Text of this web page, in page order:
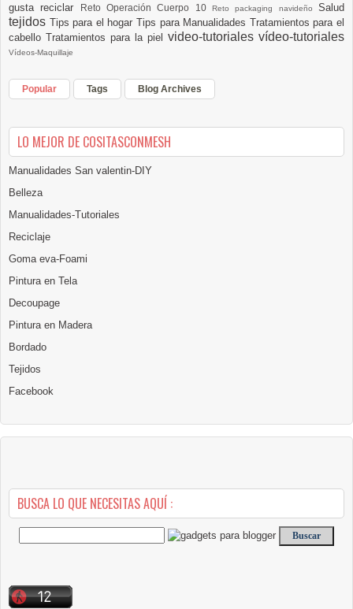
gusta reciclar
Reto Operación Cuerpo 10Reto packaging navideñoSalud
tejidos Tips para el hogarTips para Manualidades Tratamientos para el
cabello Tratamientos para la piel video-tutoriales vídeo-tutoriales
Vídeos-Maquillaje
Popular Tags Blog Archives
LO MEJOR DE COSITASCONMESH
Manualidades San valentin-DIY
Belleza
Manualidades-Tutoriales
Reciclaje
Goma eva-Foami
Pintura en Tela
Decoupage
Pintura en Madera
Bordado
Tejidos
Facebook
BUSCA LO QUE NECESITAS AQUÍ :